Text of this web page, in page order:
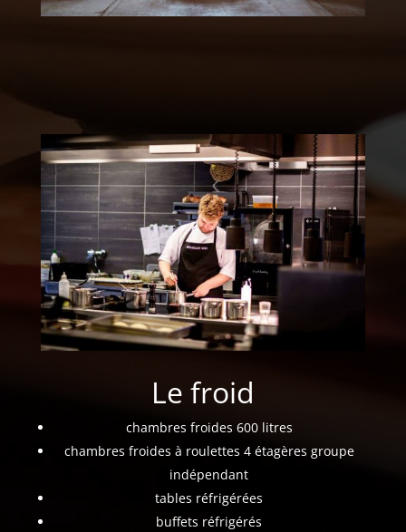
Le froid
chambres froides 600 litres
chambres froides à roulettes 4 étagères groupe
indépendant
tables réfrigérées
buffets réfrigérés